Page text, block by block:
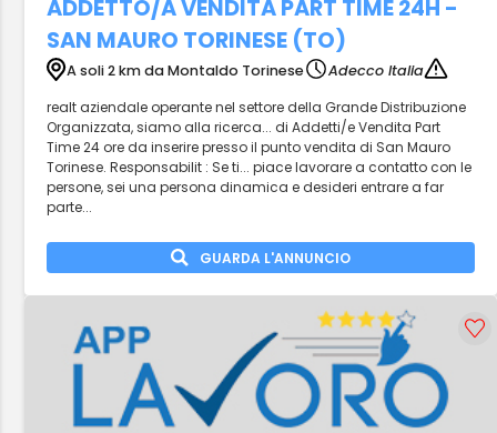
ADDETTO/A VENDITA PART TIME 24H -
SAN MAURO TORINESE (TO)
A soli 2 km da Montaldo Torinese
Adecco Italia
realt aziendale operante nel settore della Grande Distribuzione
Organizzata, siamo alla ricerca... di Addetti/e Vendita Part
Time 24 ore da inserire presso il punto vendita di San Mauro
Torinese. Responsabilit : Se ti... piace lavorare a contatto con le
persone, sei una persona dinamica e desideri entrare a far
parte...
GUARDA L'ANNUNCIO